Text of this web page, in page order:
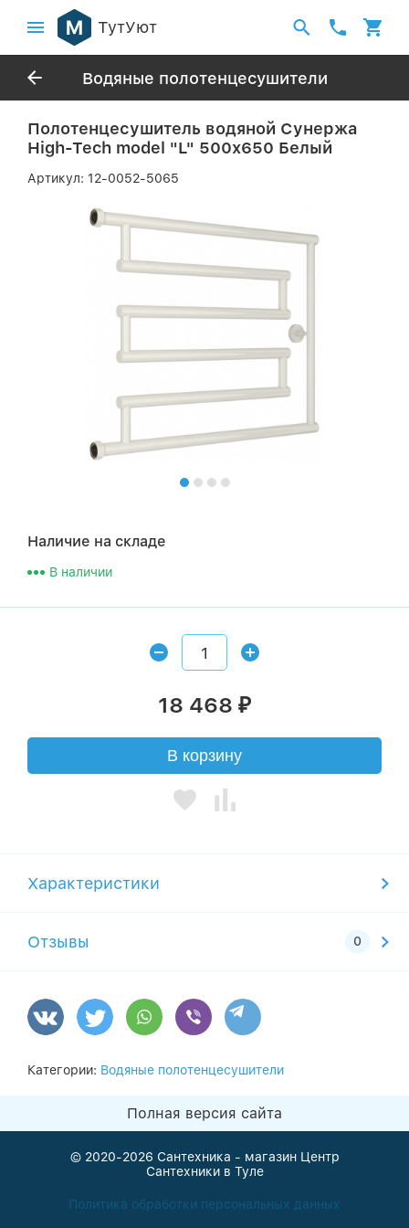
ТутУют
Водяные полотенцесушители
Полотенцесушитель водяной Сунержа
High-Tech model "L" 500х650 Белый
Артикул: 12-0052-5065
Наличие на складе
В наличии
18 468 ₽
В корзину
Характеристики
Отзывы
Категории: Водяные полотенцесушители
Полная версия сайта
© 2020-2026 Сантехника - магазин Центр
Сантехники в Туле
Политика обработки персональных данных